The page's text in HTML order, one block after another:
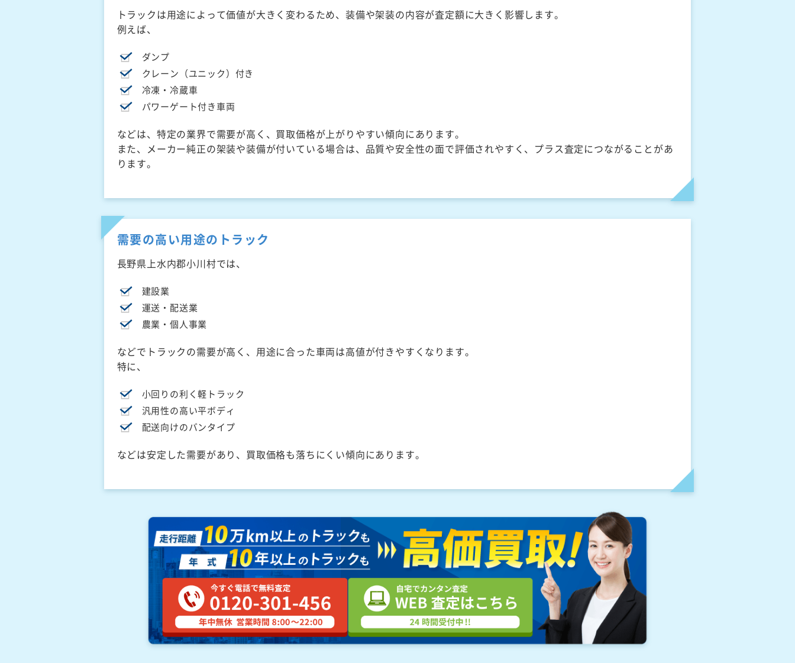
トラックは用途によって価値が大きく変わるため、装備や架装の内容が査定額に大きく影響します。
例えば、
ダンプ
クレーン（ユニック）付き
冷凍・冷蔵車
パワーゲート付き車両
などは、特定の業界で需要が高く、買取価格が上がりやすい傾向にあります。
また、メーカー純正の架装や装備が付いている場合は、品質や安全性の面で評価されやすく、プラス査定につながることがあ
ります。
需要の高い用途のトラック
長野県上水内郡小川村では、
建設業
運送・配送業
農業・個人事業
などでトラックの需要が高く、用途に合った車両は高値が付きやすくなります。
特に、
小回りの利く軽トラック
汎用性の高い平ボディ
配送向けのバンタイプ
などは安定した需要があり、買取価格も落ちにくい傾向にあります。